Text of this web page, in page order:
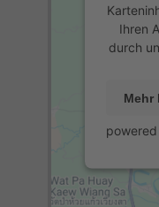
Ihren
durch
Mehr